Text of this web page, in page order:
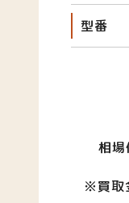
型番
相場
※買取